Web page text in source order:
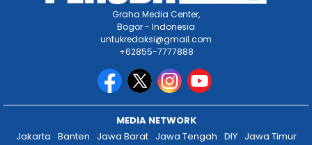
Graha Media Center,
Bogor - Indonesia
untukredaksi@gmail.com
+62855-7777888
MEDIA NETWORK
Jakarta Banten Jawa Barat Jawa Tengah DIY
Jawa Timur